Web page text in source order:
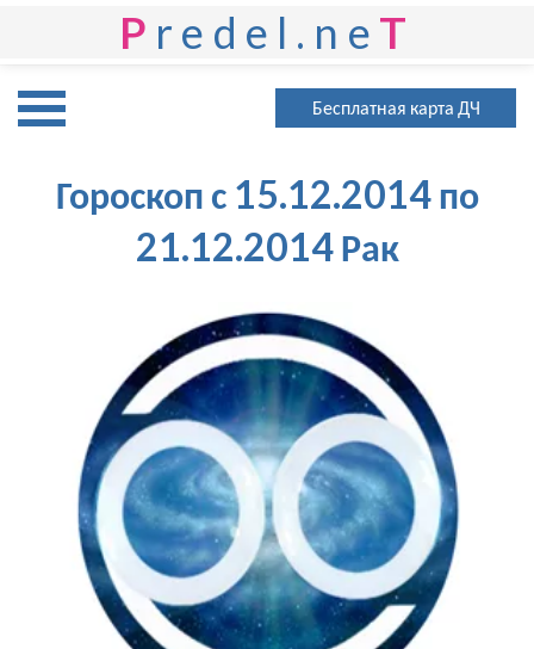
P redel.ne T
Бесплатная карта ДЧ
Гороскоп с 15.12.2014 по
21.12.2014 Рак